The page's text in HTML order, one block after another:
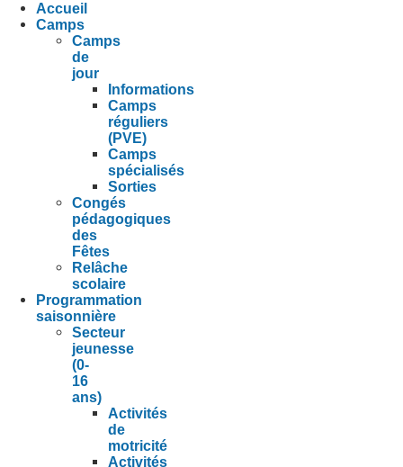
Accueil
Camps
Camps
de
jour
Informations
Camps
réguliers
(PVE)
Camps
spécialisés
Sorties
Congés
pédagogiques
des
Fêtes
Relâche
scolaire
Programmation
saisonnière
Secteur
jeunesse
(0-
16
ans)
Activités
de
motricité
Activités